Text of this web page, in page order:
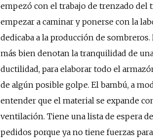
empezó con el trabajo de trenzado del
empezar a caminar y ponerse con la
dedicaba a la producción de
más bien denotan la tranquilidad de
ductilidad, para elaborar todo el
de algún posible golpe. El bambú, a
entender que el material se expande
ventilación. Tiene una lista de espera
pedidos porque ya no tiene fuerzas